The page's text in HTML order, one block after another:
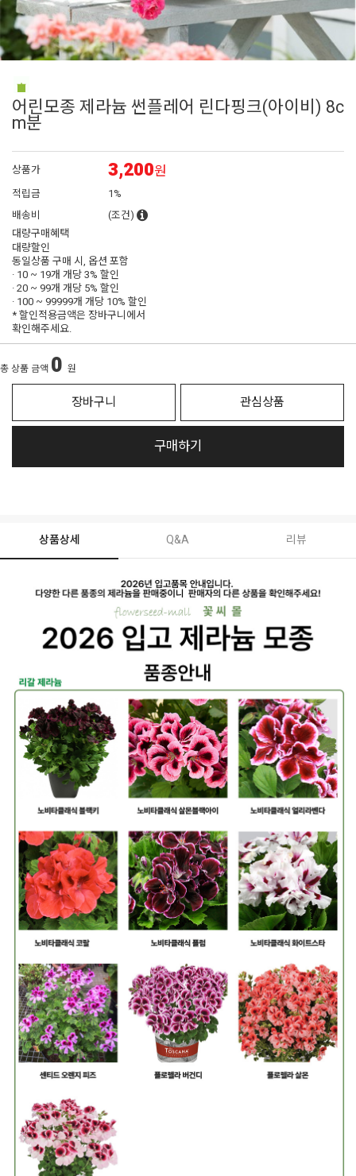
어린모종 제라늄 썬플레어 린다핑크(아이비) 8c
m분
상품가 3,200원
적립금
1%
배송비
(조건)
대량구매혜택
대량할인
동일상품 구매 시, 옵션 포함
· 10 ~ 19개 개당3% 할인
· 20 ~ 99개 개당 5% 할인
· 100 ~ 99999개 개당 10% 할인
* 할인적용금액은 장바구니에서
확인해주세요.
총 상품 금액 0 원
장바구니 관심상품
구매하기
상품상세 Q&A 리뷰